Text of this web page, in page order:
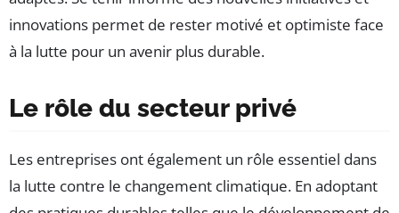
innovations permet de rester motivé et optimiste face
à la lutte pour un avenir plus durable.
Le rôle du secteur privé
Les entreprises ont également un rôle essentiel dans
la lutte contre le changement climatique. En adoptant